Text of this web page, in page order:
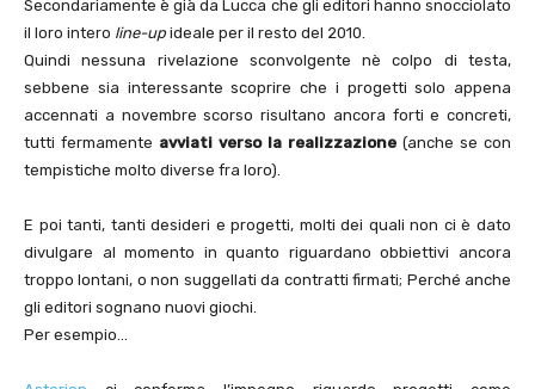
Secondariamente è già da Lucca che gli editori hanno snocciolato
il loro intero line-up ideale per il resto del 2010.
Quindi nessuna rivelazione sconvolgente nè colpo di testa,
sebbene sia interessante scoprire che i progetti solo appena
accennati a novembre scorso risultano ancora forti e concreti,
tutti fermamente avviati verso la realizzazione (anche se con
tempistiche molto diverse fra loro).
E poi tanti, tanti desideri e progetti, molti dei quali non ci è dato
divulgare al momento in quanto riguardano obbiettivi ancora
troppo lontani, o non suggellati da contratti firmati; Perché anche
gli editori sognano nuovi giochi.
Per esempio…